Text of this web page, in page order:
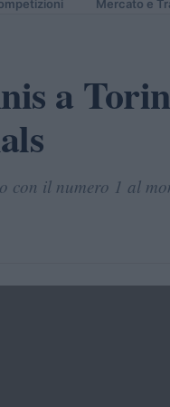
Mercato e
a
con il numero 1 al